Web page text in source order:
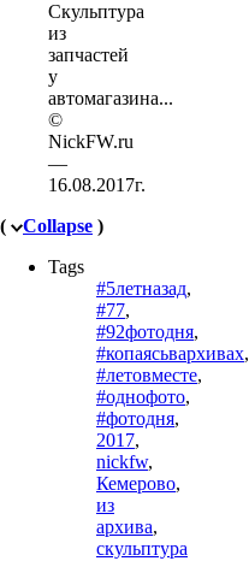
Скульптура
из
запчастей
у
автомагазина...
©
NickFW.ru
—
16.08.2017г.
(
Collapse )
Tags
#5летназад,
#77,
#92фотодня,
#копаясьвархивах,
#летовместе,
#однофото,
#фотодня,
2017,
nickfw,
Кемерово,
из
архива,
скульптура